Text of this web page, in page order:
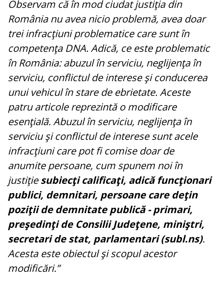
Observam că în mod ciudat justiţia din
România nu avea nicio problemă, avea doar
trei infracţiuni problematice care sunt în
competenţa DNA. Adică, ce este problematic
în România: abuzul în serviciu, neglijenţa în
serviciu, conflictul de interese şi conducerea
unui vehicul în stare de ebrietate. Aceste
patru articole reprezintă o modificare
esenţială. Abuzul în serviciu, neglijenţa în
serviciu şi conflictul de interese sunt acele
infracţiuni care pot fi comise doar de
anumite persoane, cum spunem noi în
justiţiesubiecţi calificaţi, adică funcţionari
publici, demnitari, persoane care deţin
poziţii de demnitate publică - primari,
preşedinţi de Consilii Judeţene, miniştri,
secretari de stat, parlamentari (subl.ns).
Acesta este obiectul şi scopul acestor
modificări.”